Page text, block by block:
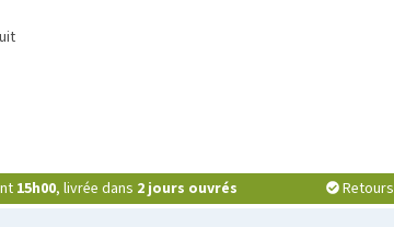
15h00, livrée dans 2 jours ouvrés Retours